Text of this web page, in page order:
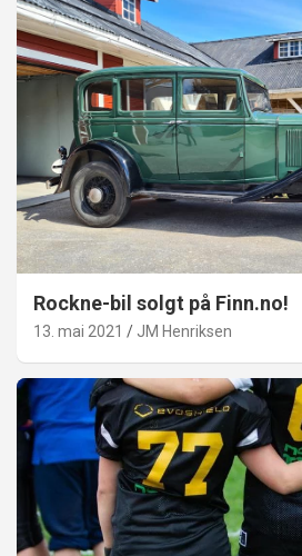
Rockne-bil solgt på Finn.no!
13. mai 2021 JM Henriksen